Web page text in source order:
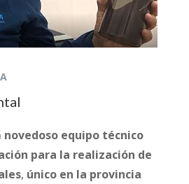
novedoso equipo técnico
para la realización de
, único en la provincia